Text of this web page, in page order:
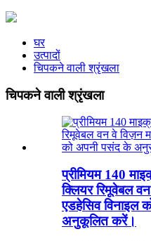
घर
उत्पादों
चिपकने वाली श्रृंखला
चिपकने वाली श्रृंखला
प्रीमियम 140
क्लियर रिमूवेबल
एडहेसिव विनाइल
अनुकूलित करें।